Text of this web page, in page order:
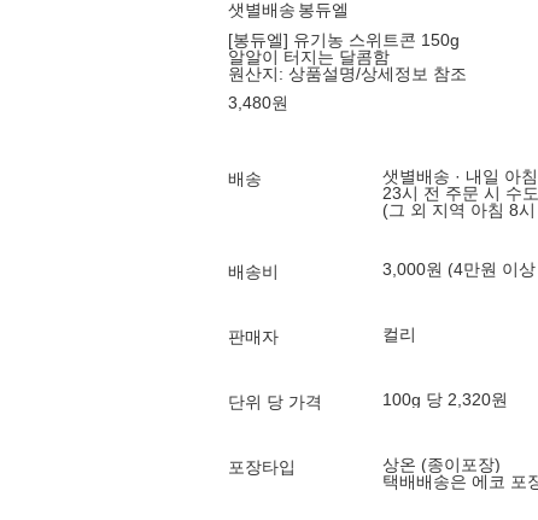
샛별배송 봉듀엘
[봉듀엘] 유기농 스위트콘 150g
알알이 터지는 달콤함
원산지: 상품설명/상세정보 참조
3,480원
배송
샛별배송 · 내일 아침
23시 전 주문 시 수
(그 외 지역 아침 8
배송비 3,000원 (4만원 이
판매자 컬리
단위 당 가격 100g 당 2,320원
포장타입
상온 (종이포장)
택배배송은 에코 포